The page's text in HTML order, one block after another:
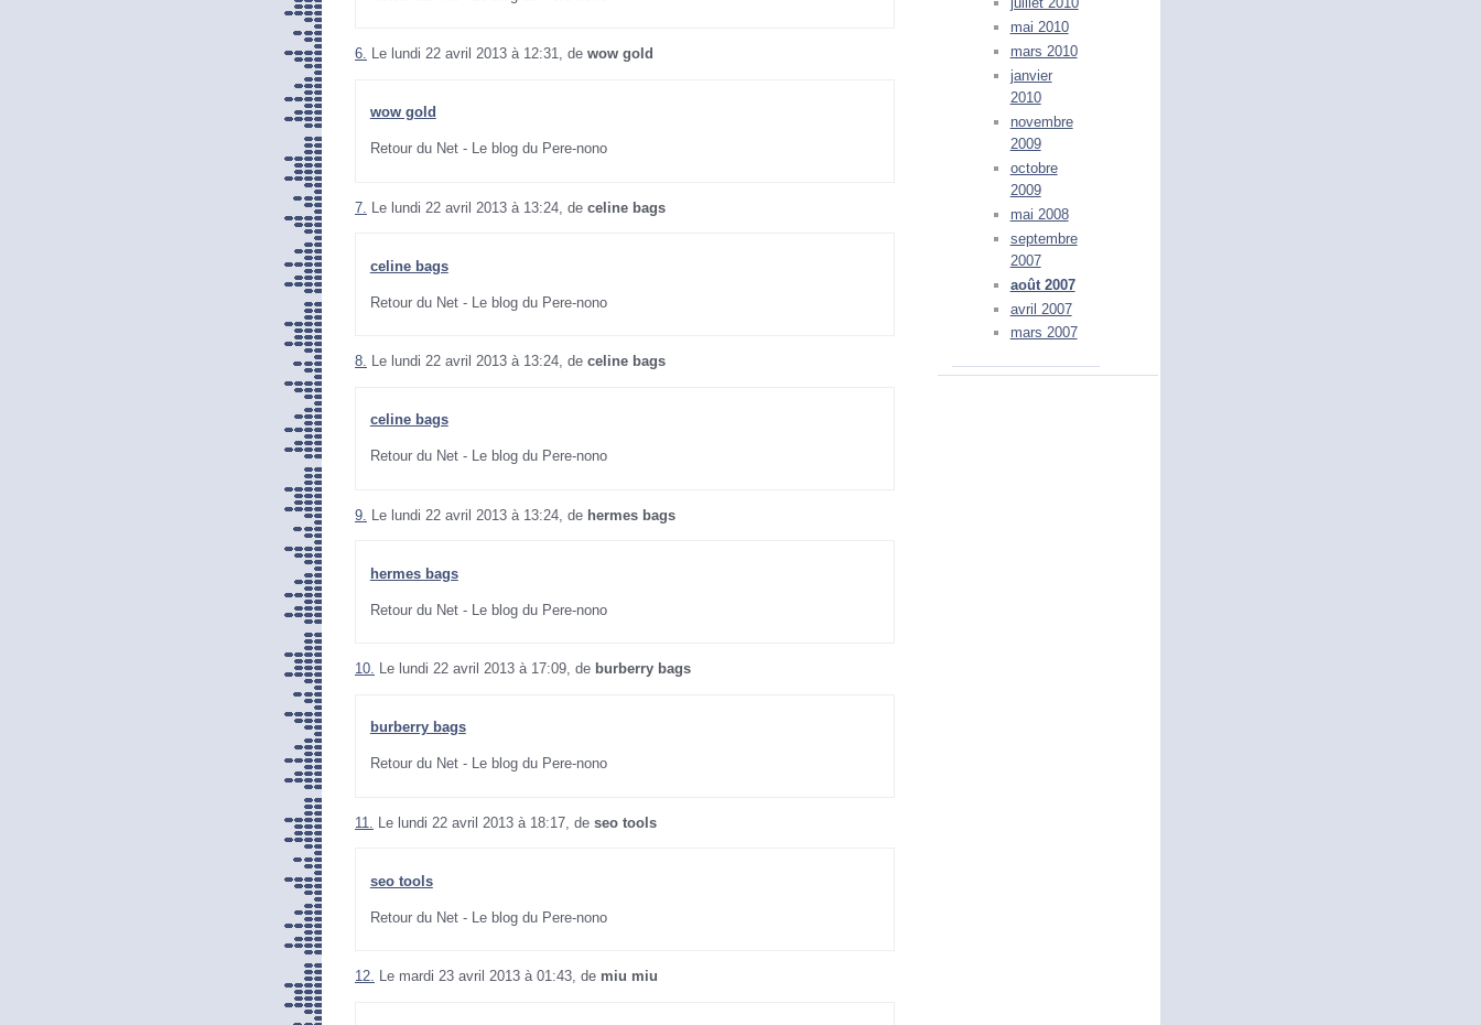
mai 2010
mars 2010
janvier
2010
novembre
2009
octobre
2009
mai 2008
septembre
2007
août 2007
avril 2007
mars 2007
6. Le lundi 22 avril 2013 à 12:31, de wow gold
wow gold
Retour du Net - Le blog du Pere-nono
7. Le lundi 22 avril 2013 à 13:24, de celine bags
celine bags
Retour du Net - Le blog du Pere-nono
8. Le lundi 22 avril 2013 à 13:24, de celine bags
celine bags
Retour du Net - Le blog du Pere-nono
9. Le lundi 22 avril 2013 à 13:24, de hermes bags
hermes bags
Retour du Net - Le blog du Pere-nono
10. Le lundi 22 avril 2013 à 17:09, de burberry bags
burberry bags
Retour du Net - Le blog du Pere-nono
11. Le lundi 22 avril 2013 à 18:17, de seo tools
seo tools
Retour du Net - Le blog du Pere-nono
12. Le mardi 23 avril 2013 à 01:43, de miu miu